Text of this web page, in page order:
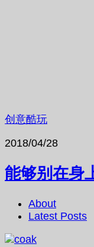
创意酷玩
2018/04/28
能够别在身
About
Latest Posts